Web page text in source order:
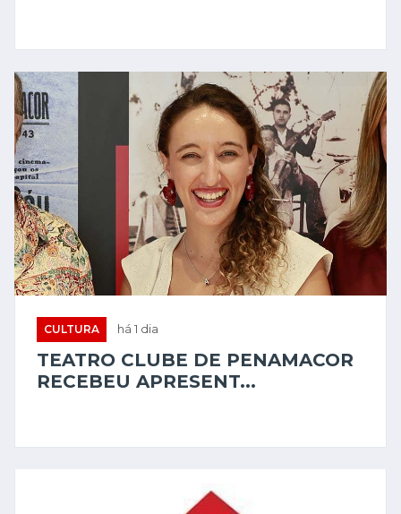
CULTURA há 1 dia
TEATRO CLUBE DE PENAMACOR
RECEBEU APRESENT...